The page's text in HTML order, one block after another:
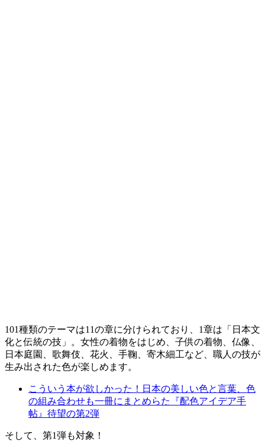
101種類のテーマは11の章に分けられており、1章は「日本文
化と伝統の技」。女性の着物をはじめ、子供の着物、仏像、
日本庭園、歌舞伎、花火、手鞠、寄木細工など、職人の技が
生み出された色が楽しめます。
こういう本が欲しかった！日本の美しい色と言葉、色
の組み合わせも一冊にまとめらた『配色アイデア手
帖』待望の第2弾
そして、第1弾も対象！